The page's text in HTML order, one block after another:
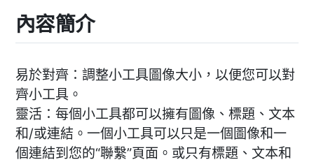
內容簡介
易於對齊：調整小工具圖像大小，以便您可以對
齊小工具。
靈活：每個小工具都可以擁有圖像、標題、文本
和/或連結。一個小工具可以只是一個圖像和一
個連結到您的“聯繫”頁面。或只有標題、文本和